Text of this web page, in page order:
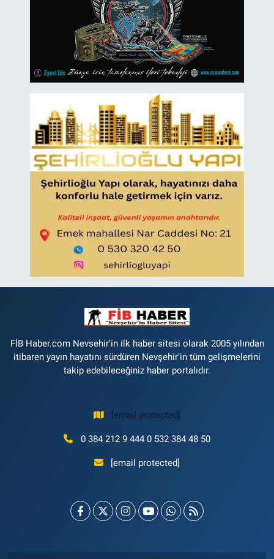
FİB Haber.com Nevsehir'in ilk haber sitesi olarak 2005 yılından
itibaren yayın hayatını sürdüren Nevşehir'in tüm gelişmelerini
takip edebileceğiniz haber portalıdır.
[email protected]
0 384 212 9 444 0 532 384 48 50
[email protected]